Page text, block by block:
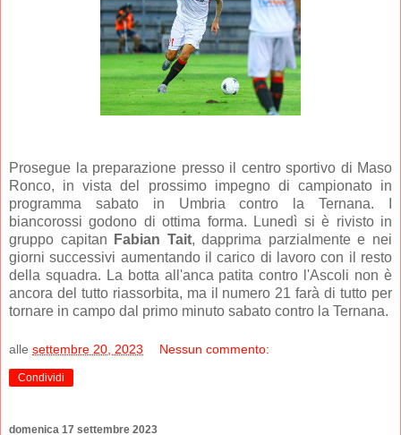
Prosegue la preparazione presso il centro sportivo di Maso
Ronco, in vista del prossimo impegno di campionato in
programma sabato in Umbria contro la Ternana. I
biancorossi godono di ottima forma. Lunedì si è rivisto in
gruppo capitan
Fabian Tait, dapprima parzialmente e nei
giorni successivi aumentando il carico di lavoro con il resto
della squadra. La botta all'anca patita contro l'Ascoli non è
ancora del tutto riassorbita, ma il numero 21 farà di tutto per
tornare in campo dal primo minuto sabato contro la Ternana.
alle settembre 20, 2023 Nessun commento:
Condividi
domenica 17 settembre 2023